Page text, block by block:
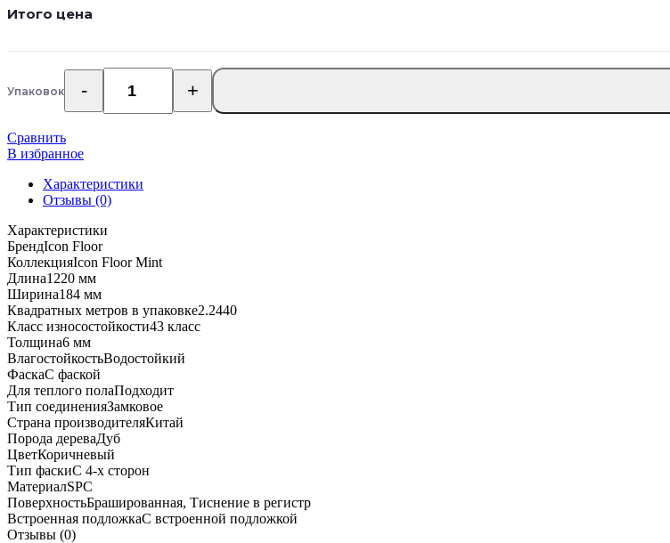
Итого цена
УпаковокКоличество
товара
ламинат
Icon
Floor
Mint
Адриа
MI-
53
Сравнить
В избранное
Характеристики
Отзывы (0)
Характеристики
БрендIcon Floor
КоллекцияIcon Floor Mint
Длина1220 мм
Ширина184 мм
Квадратных метров в упаковке2.2440
Класс износостойкости43 класс
Толщина6 мм
ВлагостойкостьВодостойкий
ФаскаС фаской
Для теплого полаПодходит
Тип соединенияЗамковое
Страна производителяКитай
Порода дереваДуб
ЦветКоричневый
Тип фаскиС 4-х сторон
МатериалSPC
ПоверхностьБрашированная, Тиснение в регистр
Встроенная подложкаC встроенной подложкой
Отзывы (0)